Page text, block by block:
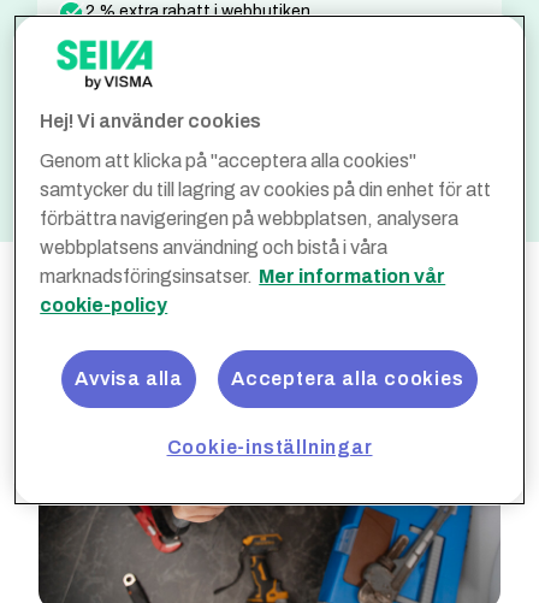
2 % extra rabatt i webbutiken
Se dina avtalspriser direkt
Optimera Upp till 75 %
Hej! Vi använder cookies
Genom att klicka på "acceptera alla cookies"
samtycker du till lagring av cookies på din enhet för att
förbättra navigeringen på webbplatsen, analysera
webbplatsens användning och bistå i våra
marknadsföringsinsatser. Mer information vår
cookie-policy
Avvisa alla Acceptera alla cookies
Cookie-inställningar